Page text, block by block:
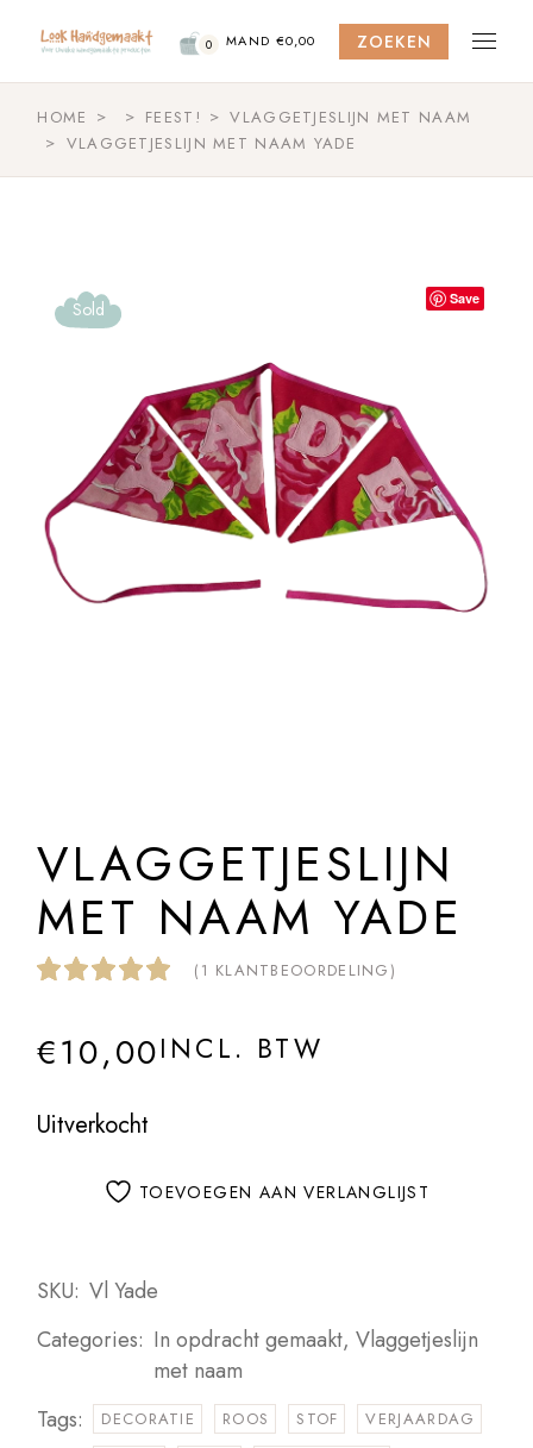
content
0 MAND €0,00 ZOEKEN
HOME FEEST!
VLAGGETJESLIJN MET NAAM
VLAGGETJESLIJN MET NAAM YADE
Sold Save
VLAGGETJESLIJN
MET NAAM YADE
( 1 KLANTBEOORDELING)
€10,00INCL. BTW
Uitverkocht
TOEVOEGEN AAN VERLANGLIJST
SKU: Vl Yade
Categories: In opdracht gemaakt,Vlaggetjeslijn
met naam
Tags:
DECORATIE ROOS STOF
VERJAARDAG